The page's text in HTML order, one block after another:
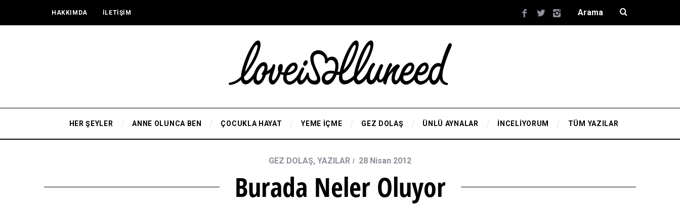
HAKKIMDA İLETİŞİM
HER ŞEYLER ANNE OLUNCA BEN ÇOCUKLA HAYAT YEME İÇME GEZ DOLAŞ ÜNLÜ AYNALAR İNCELİYORUM TÜM YAZILAR
GEZ DOLAŞ, YAZILAR 28 Nisan 2012
Burada Neler Oluyor